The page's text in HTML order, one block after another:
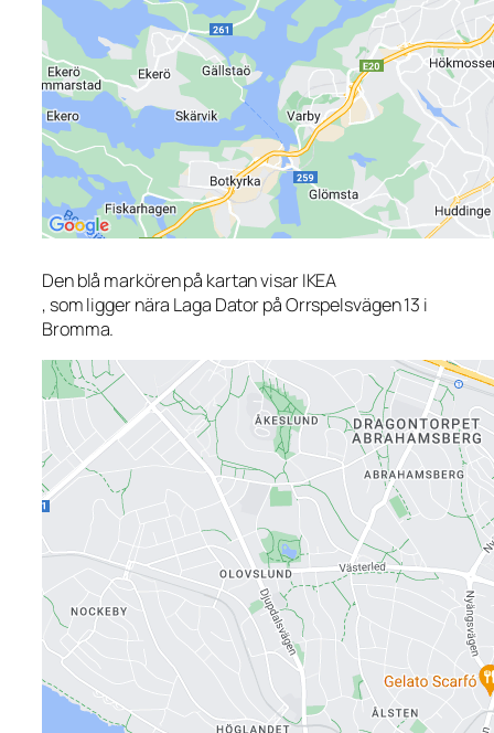
Den blå markören på kartan visar IKEA
, som ligger nära Laga Dator på Orrspelsvägen 13 i
Bromma.